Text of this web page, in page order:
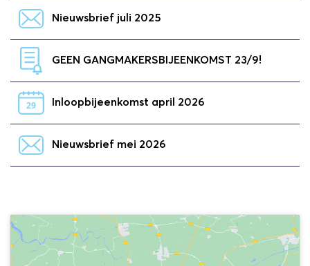
Nieuwsbrief juli 2025
GEEN GANGMAKERSBIJEENKOMST 23/9!
29 Inloopbijeenkomst april 2026
Nieuwsbrief mei 2026